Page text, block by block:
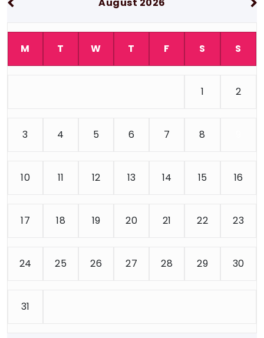
M T W T F S S
1 2
3 4 5 6 7 8
10 11 12 13 14 15 16
17 18 19 20 21 22 23
24 25 26 27 28 29 30
31